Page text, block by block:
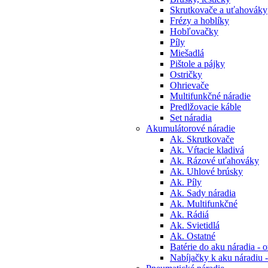
Skrutkovače a uťahováky
Frézy a hoblíky
Hobľovačky
Píly
Miešadlá
Pištole a pájky
Ostričky
Ohrievače
Multifunkčné náradie
Predlžovacie káble
Set náradia
Akumulátorové náradie
Ak. Skrutkovače
Ak. Vŕtacie kladivá
Ak. Rázové uťahováky
Ak. Uhlové brúsky
Ak. Píly
Ak. Sady náradia
Ak. Multifunkčné
Ak. Rádiá
Ak. Svietidlá
Ak. Ostatné
Batérie do aku náradia -
Nabíjačky k aku náradiu